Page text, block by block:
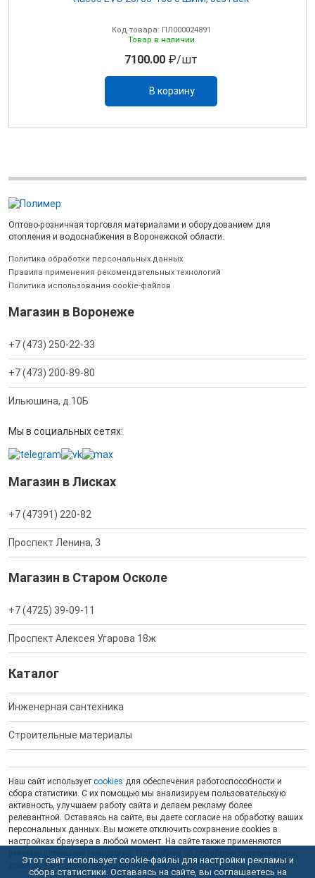
Код товара: ПЛ000024891
Товар в наличии
7100.00 ₽/шт
В корзину
Оптово-розничная торговля материалами и оборудованием для
отопления и водоснабжения в Воронежской области.
Политика обработки персональных данных
Правила применения рекомендательных технологий
Политика использования cookie-файлов
Магазин в Воронеже
+7 (473) 250-22-33
+7 (473) 200-89-80
Ильюшина, д.10Б
Мы в социальных сетях:
Магазин в Лисках
+7 (47391) 220-82
Проспект Ленина, 3
Магазин в Старом Осколе
+7 (4725) 39-09-11
Проспект Алексея Угарова 18ж
Каталог
Инженерная сантехника
Строительные материалы
Наш сайт использует cookies для обеспечения работоспособности и
сбора статистики. С их помощью мы анализируем пользовательскую
активность, улучшаем работу сайта и делаем рекламу более
релевантной. Оставаясь на сайте, вы даете согласие на обработку ваших
персональных данных. Вы можете отключить сохранение cookies в
настройках браузера в любой момент. На сайте также применяются
данных — в соответствующейПолитике.
Этот сайт использует cookie-файлы для настройки рекламы и
сбора статистики. Оставаясь на сайте, вы соглашаетесь на